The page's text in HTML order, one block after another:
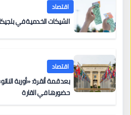
اقتصاد
الشيكات الخدمية في بلجيكا
اقتصاد
بعد قمة أنقرة: «أوربة
حضورها في القارة